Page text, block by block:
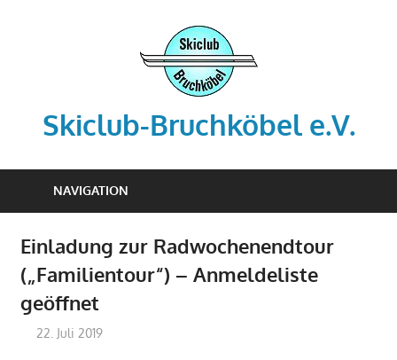
Skiclub-Bruchköbel e.V.
bruchkoebel.de
NAVIGATION
Einladung zur Radwochenendtour
(„Familientour“) – Anmeldeliste
geöffnet
22. Juli 2019